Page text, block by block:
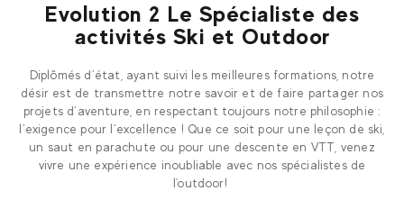
Evolution 2 Le Spécialiste des
activités Ski et Outdoor
Diplômés d’état, ayant suivi les meilleures formations, notre
désir est de transmettre notre savoir et de faire partager nos
projets d’aventure, en respectant toujours notre philosophie :
l’exigence pour l’excellence ! Que ce soit pour une leçon de ski,
un saut en parachute ou pour une descente en VTT, venez
vivre une expérience inoubliable avec nos spécialistes de
l'outdoor!